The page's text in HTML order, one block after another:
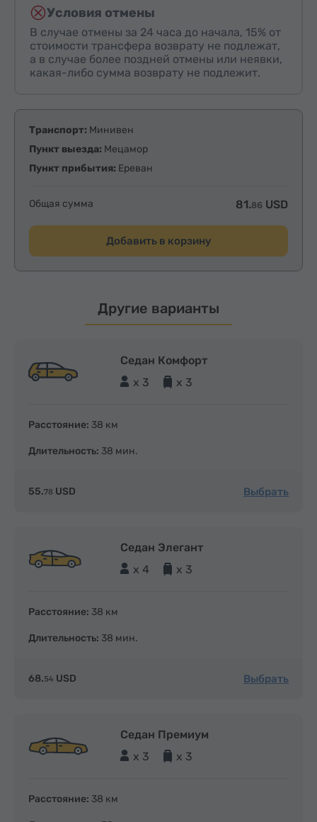
Условия отмены
В случае отмены за 24 часа до начала, 15% от
стоимости трансфера возврату не подлежат,
а в случае более поздней отмены или неявки,
какая-либо сумма возврату не подлежит.
Транспорт: Минивен
Пункт выезда: Мецамор
Пункт прибытия: Ереван
Общая сумма 81.86 USD
Добавить в корзину
Другие варианты
Седан Комфорт
x 3
x 3
Расстояние: 38 км
Длительность: 38 мин.
55.78 USD Выбрать
Седан Элегант
x 4
x 3
Расстояние: 38 км
Длительность: 38 мин.
68.54 USD Выбрать
Седан Премиум
x 3
x 3
Расстояние: 38 км